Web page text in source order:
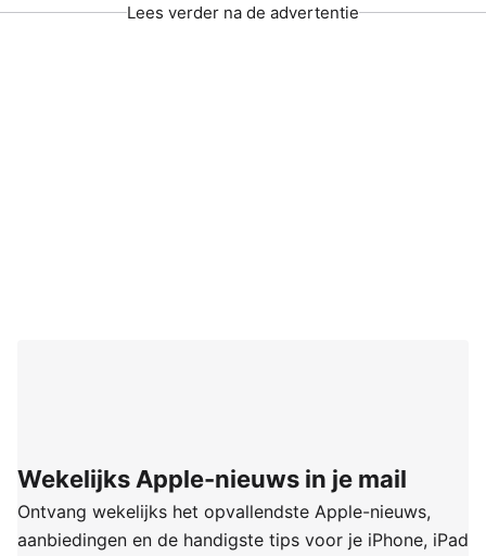
Lees verder na de advertentie
Wekelijks Apple-nieuws in je mail
Ontvang wekelijks het opvallendste Apple-nieuws,
aanbiedingen en de handigste tips voor je iPhone, iPad